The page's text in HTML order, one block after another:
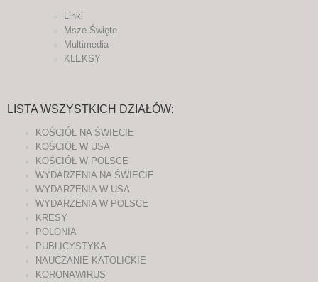
Linki
Msze Święte
Multimedia
KLEKSY
LISTA WSZYSTKICH DZIAŁÓW:
KOŚCIÓŁ NA ŚWIECIE
KOŚCIÓŁ W USA
KOŚCIÓŁ W POLSCE
WYDARZENIA NA ŚWIECIE
WYDARZENIA W USA
WYDARZENIA W POLSCE
KRESY
POLONIA
PUBLICYSTYKA
NAUCZANIE KATOLICKIE
KORONAWIRUS